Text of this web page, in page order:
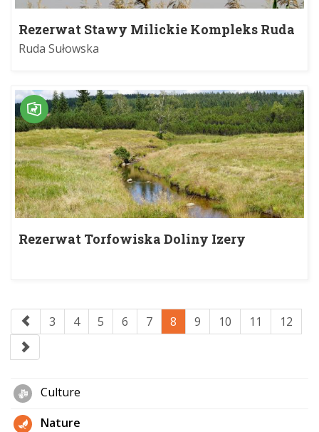
Rezerwat Stawy Milickie Kompleks Ruda
Sułowska
Ruda Sułowska
Rezerwat Torfowiska Doliny Izery
3 4 5 6 7 8 9 10 11 12
Culture
Nature